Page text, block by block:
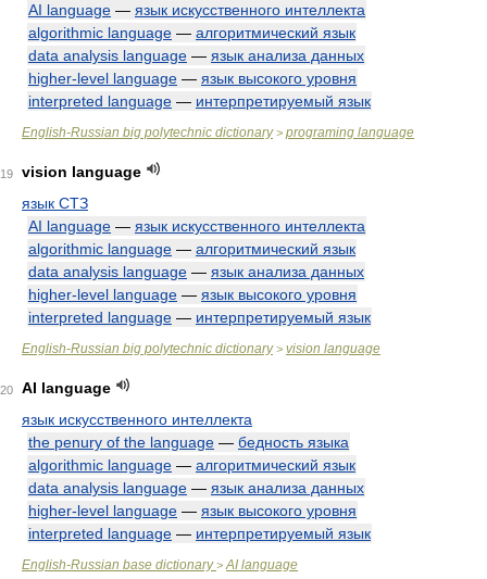
AI language — язык искусственного интеллекта
algorithmic language — алгоритмический язык
data analysis language — язык анализа данных
higher-level language — язык высокого уровня
interpreted language — интерпретируемый язык
English-Russian big polytechnic dictionary> programing language
19
vision language
язык СТЗ
AI language — язык искусственного интеллекта
algorithmic language — алгоритмический язык
data analysis language — язык анализа данных
higher-level language — язык высокого уровня
interpreted language — интерпретируемый язык
English-Russian big polytechnic dictionary> vision language
20
AI language
язык искусственного интеллекта
the penury of the language — бедность языка
algorithmic language — алгоритмический язык
data analysis language — язык анализа данных
higher-level language — язык высокого уровня
interpreted language — интерпретируемый язык
English-Russian base dictionary> AI language